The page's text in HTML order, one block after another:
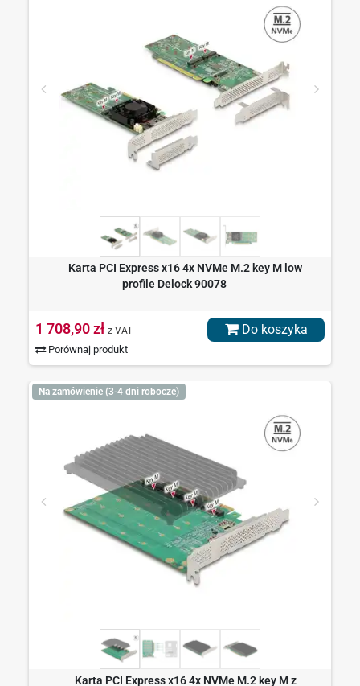
Karta PCI Express x16 4x NVMe M.2 key M low
profile Delock 90078
1 708,90 zł z VAT
Porównaj produkt
Do koszyka
Na zamówienie (3-4 dni robocze)
Karta PCI Express x16 4x NVMe M.2 key M z